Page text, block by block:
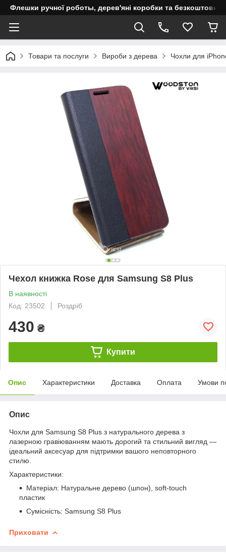
Флешки ручної роботы, дерев'яні коробки та безкоштовне
Товари та послуги Вироби з дерева Чохли для
Чехол книжка Rose для Samsung S8 Plus
В наявності
Код: 23502
Роздріб
430 ₴
Купити
Опис Характеристики Доставка Оплата Умови
Опис
Чохли для Samsung S8 Plus з натурального дерева з
лазерною гравіюванням мають дорогий та стильний вигляд —
ідеальний аксесуар для підтримки вашого неповторного
стилю.
Характеристики:
Матеріал: Натуральне дерево (шпон), soft-touch
пластик
Сумісність: Samsung S8 Plus
Приховати